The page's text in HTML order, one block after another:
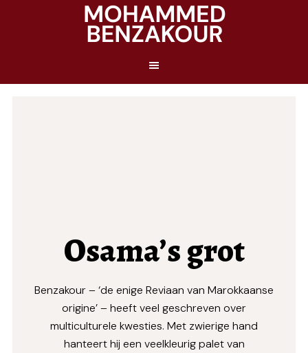
Osama’s grot
Benzakour – ‘de enige Reviaan van Marokkaanse
origine’ – heeft veel geschreven over
multiculturele kwesties. Met zwierige hand
hanteert hij een veelkleurig palet van